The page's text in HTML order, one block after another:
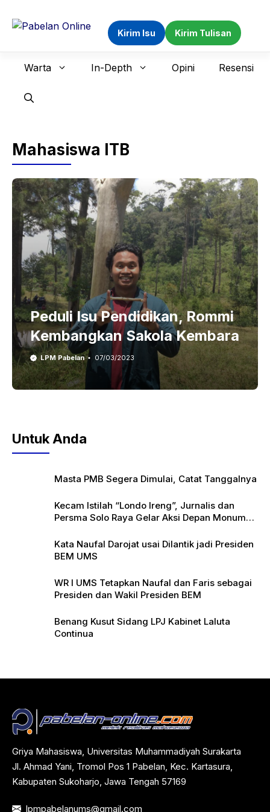
Kirim Isu Kirim Tulisan
Warta In-Depth Opini Resensi
Mahasiswa ITB
Peduli Isu Pendidikan, Rommi
Kembangkan Sakola Kembara
LPM Pabelan 07/03/2023
Untuk Anda
Masta PMB Segera Dimulai, Catat Tanggalnya
Kecam Istilah “Londo Ireng”, Jurnalis dan
Persma Solo Raya Gelar Aksi Depan Monumen
Kata Naufal Darojat usai Dilantik jadi Presiden
BEM UMS
WR I UMS Tetapkan Naufal dan Faris sebagai
Presiden dan Wakil Presiden BEM
Benang Kusut Sidang LPJ Kabinet Laluta
Continua
Griya Mahasiswa, Universitas Muhammadiyah Surakarta
Jl. Ahmad Yani, Tromol Pos 1 Pabelan, Kec. Kartasura,
Kabupaten Sukoharjo, Jawa Tengah 57169
lpmpabelanums@gmail.com